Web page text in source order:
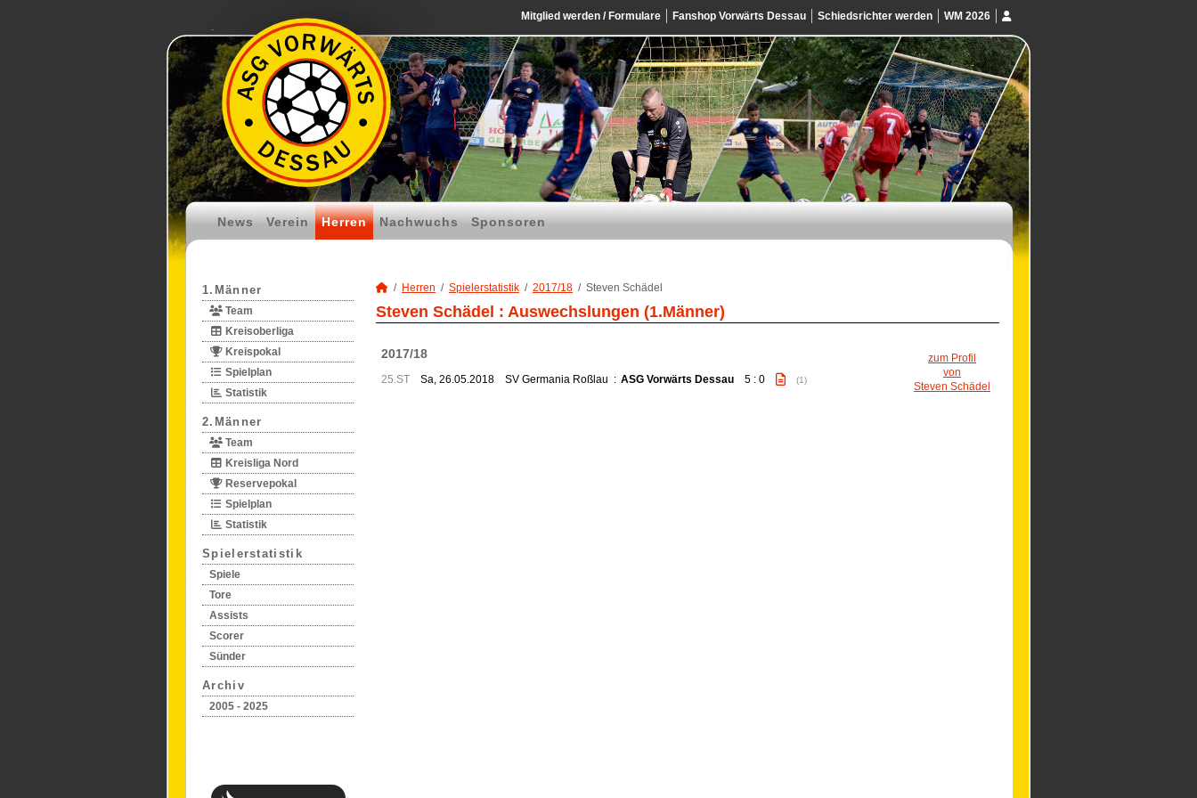
Mitglied werden / Formulare Fanshop Vorwärts Dessau Schiedsrichter werden WM 2026
News Verein Herren Nachwuchs Sponsoren
1.Männer
Team
Kreisoberliga
Kreispokal
Spielplan
Statistik
2.Männer
Team
Kreisliga Nord
Reservepokal
Spielplan
Statistik
Spielerstatistik
Spiele
Tore
Assists
Scorer
Sünder
Archiv
2005 - 2025
Herren Spielerstatistik 2017/18 Steven Schädel
Steven Schädel : Auswechslungen (1.Männer)
zum Profil
von
Steven Schädel
2017/18
25.ST Sa, 26.05.2018 SV Germania Roßlau : ASG Vorwärts Dessau 5 : 0 (1)